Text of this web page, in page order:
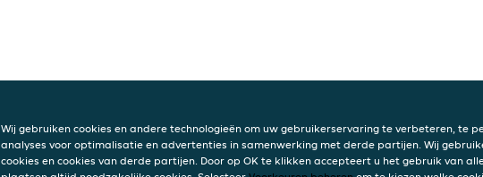
Wij gebruiken cookies en andere technologieën om uw gebruikerservaring te verbeteren, te
analyses voor optimalisatie en advertenties in samenwerking met derde partijen. Wij
cookies en cookies van derde partijen. Door op OK te klikken accepteert u het gebruik van